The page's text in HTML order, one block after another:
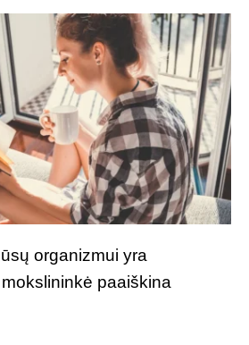
organizmui yra
paaiškina